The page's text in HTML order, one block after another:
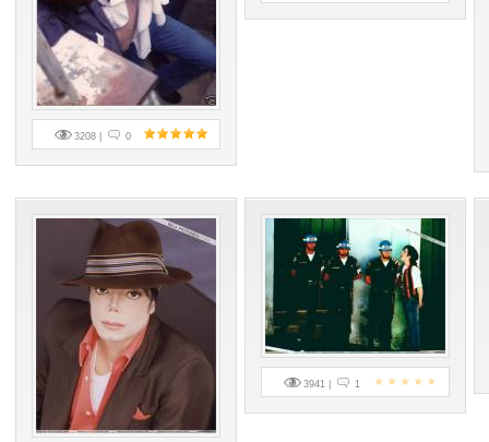
3208 | 0
3941 | 1